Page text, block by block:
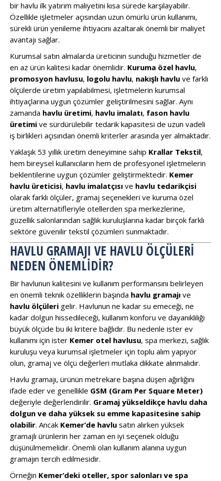
bir havlu ilk yatırım maliyetini kısa sürede karşılayabilir.
Özellikle işletmeler açısından uzun ömürlü ürün kullanımı,
sürekli ürün yenileme ihtiyacını azaltarak önemli bir maliyet
avantajı sağlar.
Kurumsal satın almalarda üreticinin sunduğu hizmetler de
en az ürün kalitesi kadar önemlidir. Kuruma özel havlu,
promosyon havlusu, logolu havlu, nakışlı havlu ve farklı
ölçülerde üretim yapılabilmesi, işletmelerin kurumsal
ihtiyaçlarına uygun çözümler geliştirilmesini sağlar. Aynı
zamanda havlu üretimi, havlu imalatı, fason havlu
üretimi ve sürdürülebilir tedarik kapasitesi de uzun vadeli
iş birlikleri açısından önemli kriterler arasında yer almaktadır.
Yaklaşık 53 yıllık üretim deneyimine sahip Krallar Tekstil,
hem bireysel kullanıcıların hem de profesyonel işletmelerin
beklentilerine uygun çözümler geliştirmektedir. Kemer
havlu üreticisi, havlu imalatçısı ve havlu tedarikçisi
olarak farklı ölçüler, gramaj seçenekleri ve kuruma özel
üretim alternatifleriyle otellerden spa merkezlerine,
güzellik salonlarından sağlık kuruluşlarına kadar birçok farklı
sektöre güvenilir tekstil çözümleri sunmaktadır.
HAVLU GRAMAJI VE HAVLU ÖLÇÜLERI
NEDEN ÖNEMLIDIR?
Bir havlunun kalitesini ve kullanım performansını belirleyen
en önemli teknik özelliklerin başında havlu gramajı ve
havlu ölçüleri gelir. Havlunun ne kadar su emeceği, ne
kadar dolgun hissedileceği, kullanım konforu ve dayanıklılığı
büyük ölçüde bu iki kritere bağlıdır. Bu nedenle ister ev
kullanımı için ister Kemer otel havlusu, spa merkezi, sağlık
kuruluşu veya kurumsal işletmeler için toplu alım yapıyor
olun, gramaj ve ölçü değerleri mutlaka dikkate alınmalıdır.
Havlu gramajı, ürünün metrekare başına düşen ağırlığını
ifade eder ve genellikle GSM (Gram Per Square Meter)
değeriyle değerlendirilir. Gramaj yükseldikçe havlu daha
dolgun ve daha yüksek su emme kapasitesine sahip
olabilir. Ancak Kemer’de havlu satın alırken yüksek
gramajlı ürünlerin her zaman en iyi seçenek olduğu
düşünülmemelidir. Önemli olan kullanım alanına uygun
gramajın tercih edilmesidir.
Örneğin Kemer’deki oteller, spor salonları ve spa